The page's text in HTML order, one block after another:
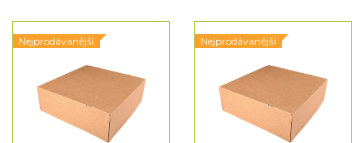
Nejprodávanější Nejprodávanější